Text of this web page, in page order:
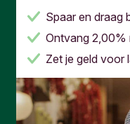
Spaar en draag
Ontvang 2,00%
Zet je geld voor